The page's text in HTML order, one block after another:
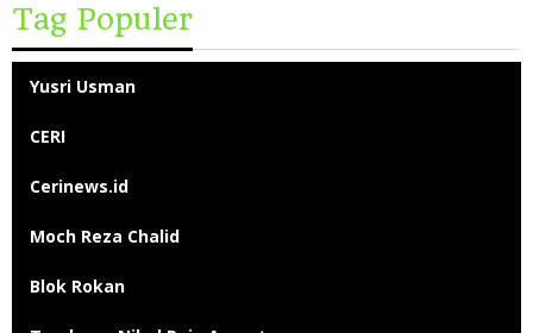
Tag Populer
Yusri Usman
CERI
Cerinews.id
Moch Reza Chalid
Blok Rokan